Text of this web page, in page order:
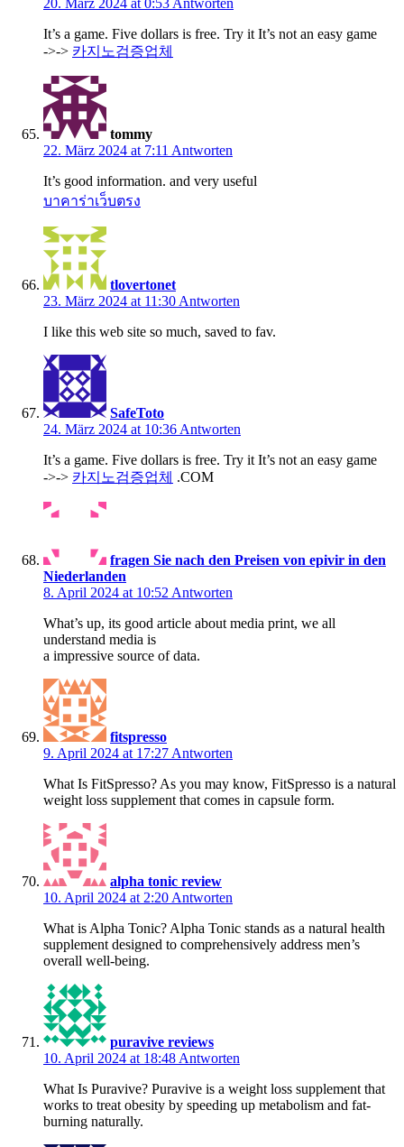
20. März 2024 at 0:53Antworten
It’s a game. Five dollars is free. Try it It’s not an easy game
->-> 카지노검증업체
tommy
22. März 2024 at 7:11 Antworten
It’s good information. and very useful
บาคาร่าเว็บตรง
tlovertonet
23. März 2024 at 11:30Antworten
I like this web site so much, saved to fav.
SafeToto
24. März 2024 at 10:36Antworten
It’s a game. Five dollars is free. Try it It’s not an easy game
->-> 카지노검증업체 .COM
fragen Sie nach den Preisen von epivir in den
Niederlanden
8. April 2024 at 10:52Antworten
What’s up, its good article about media print, we all
understand media is
a impressive source of data.
fitspresso
9. April 2024 at 17:27Antworten
What Is FitSpresso? As you may know, FitSpresso is a natural
weight loss supplement that comes in capsule form.
alpha tonic review
10. April 2024 at 2:20Antworten
What is Alpha Tonic? Alpha Tonic stands as a natural health
supplement designed to comprehensively address men’s
overall well-being.
puravive reviews
10. April 2024 at 18:48Antworten
What Is Puravive? Puravive is a weight loss supplement that
works to treat obesity by speeding up metabolism and fat-
burning naturally.